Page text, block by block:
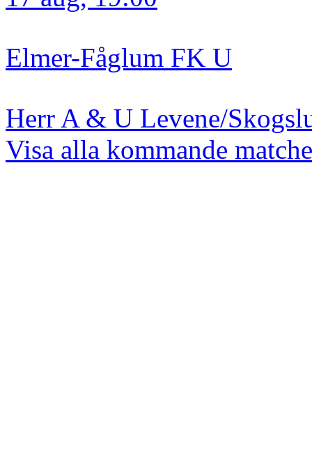
Elmer-Fåglum FK U
Herr A & U Levene/
Visa alla kommande